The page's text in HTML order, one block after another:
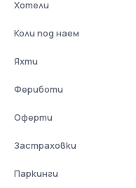
Хотели
Коли под наем
Яхти
Фериботи
Оферти
Застраховки
Паркинги